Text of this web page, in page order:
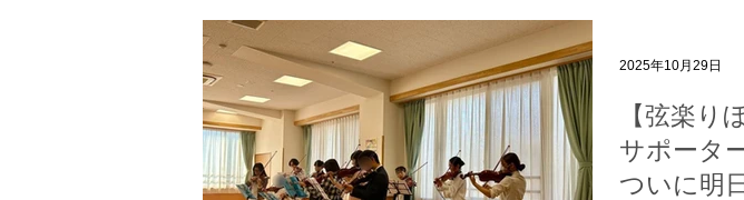
【弦楽り
サポータ
ついに明
2025年10月29日